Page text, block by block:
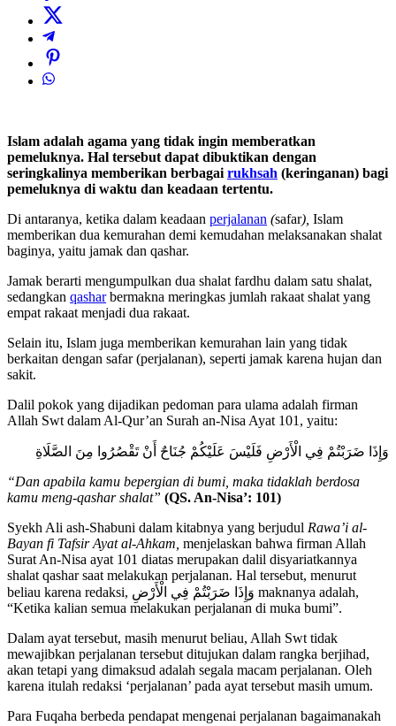
Islam adalah agama yang tidak ingin memberatkan
pemeluknya. Hal tersebut dapat dibuktikan dengan
seringkalinya memberikan berbagai rukhsah (keringanan) bagi
pemeluknya di waktu dan keadaan tertentu.
Di antaranya, ketika dalam keadaan perjalanan (safar), Islam
memberikan dua kemurahan demi kemudahan melaksanakan shalat
baginya, yaitu jamak dan qashar.
Jamak berarti mengumpulkan dua shalat fardhu dalam satu shalat,
sedangkan qasharbermakna meringkas jumlah rakaat shalat yang
empat rakaat menjadi dua rakaat.
Selain itu, Islam juga memberikan kemurahan lain yang tidak
berkaitan dengan safar (perjalanan), seperti jamak karena hujan dan
sakit.
Dalil pokok yang dijadikan pedoman para ulama adalah firman
Allah Swt dalam Al-Qur’an Surah an-Nisa Ayat 101, yaitu:
وَإِذَا ضَرَبْتُمْ فِي الْأَرْضِ فَلَيْسَ عَلَيْكُمْ جُنَاحٌ أَنْ تَقْصُرُوا مِنَ الصَّلَاةِ
“Dan apabila kamu bepergian di bumi, maka tidaklah berdosa
kamu meng-qashar shalat” (QS. An-Nisa’: 101)
Syekh Ali ash-Shabuni dalam kitabnya yang berjudul Rawa’i al-
Bayan fi Tafsir Ayat al-Ahkam, menjelaskan bahwa firman Allah
Surat An-Nisa ayat 101 diatas merupakan dalil disyariatkannya
shalat qashar saat melakukan perjalanan. Hal tersebut, menurut
beliau karena redaksi, وَإِذَا ضَرَبْتُمْ فِي الْأَرْضِ maknanya adalah,
“Ketika kalian semua melakukan perjalanan di muka bumi”.
Dalam ayat tersebut, masih menurut beliau, Allah Swt tidak
mewajibkan perjalanan tersebut ditujukan dalam rangka berjihad,
akan tetapi yang dimaksud adalah segala macam perjalanan. Oleh
karena itulah redaksi ‘perjalanan’ pada ayat tersebut masih umum.
Para Fuqaha berbeda pendapat mengenai perjalanan bagaimanakah